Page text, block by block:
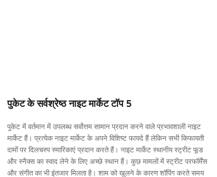
पुकेट के सर्वश्रेष्ठ नाइट मार्केट टॉप 5
पुकेट में वर्तमान में उपलब्ध सर्वोत्तम सामान प्रदान करने वाले प्रभावशाली नाइट
मार्केट हैं। प्रत्येक नाइट मार्केट के अपने विशिष्ट फायदे हैं लेकिन सभी किफायती
दामों पर दिलचस्प स्मारिकाएं प्रदान करते हैं। नाइट मार्केट स्थानीय स्ट्रीट फूड
और स्नैक्स का स्वाद लेने के लिए अच्छे स्थान हैं। कुछ मामलों में स्ट्रीट परफॉर्मेंस
और संगीत का भी इंतजार मिलता है। शाम को खुलने के कारण शॉपिंग करते समय